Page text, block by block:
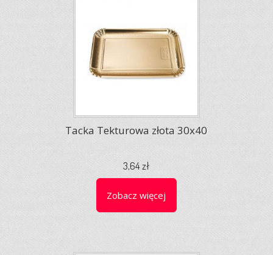
Tacka Tekturowa złota 30x40
3,64 zł
Zobacz więcej